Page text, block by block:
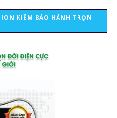
KIỀM BẢO HÀNH TRỌN